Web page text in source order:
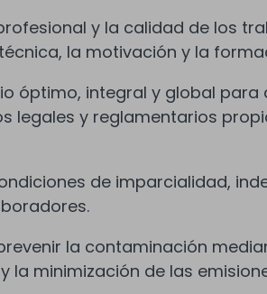
y la calidad de los
la motivación y la
óptimo, integral y global
legales y reglamentarios
de imparcialidad,
la contaminación
la minimización de las